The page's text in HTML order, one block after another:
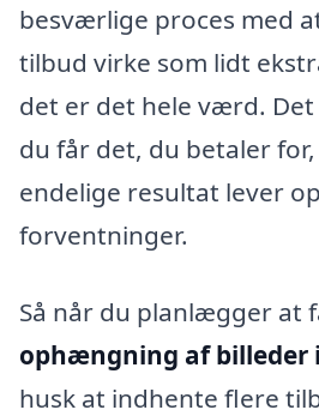
besværlige proces med
tilbud virke som lidt
det er det hele værd.
du får det, du betaler
endelige resultat lever
forventninger.
Så når du planlægger at
ophængning af billeder
husk at indhente flere